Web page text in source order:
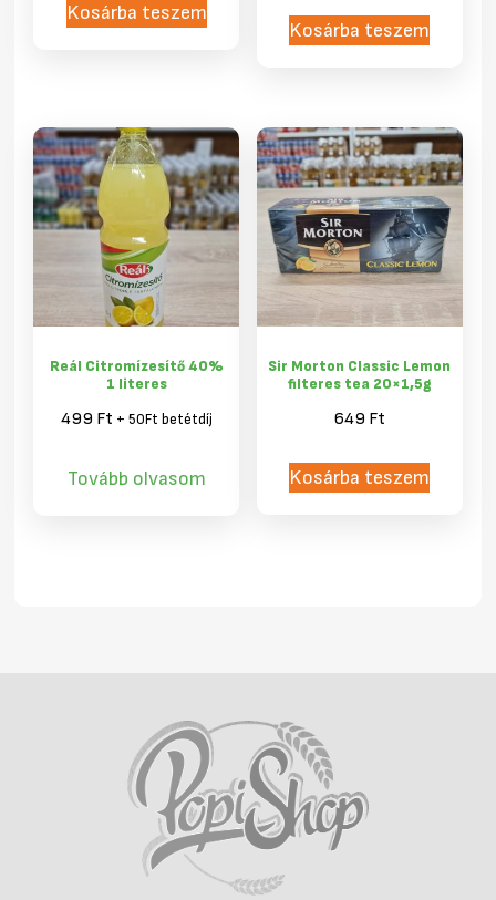
Kosárba teszem
Kosárba teszem
Reál Citromízesítő 40%
1 literes
499 Ft + 50Ft betétdíj
Tovább olvasom
Sir Morton Classic Lemon
filteres tea 20×1,5g
649 Ft
Kosárba teszem